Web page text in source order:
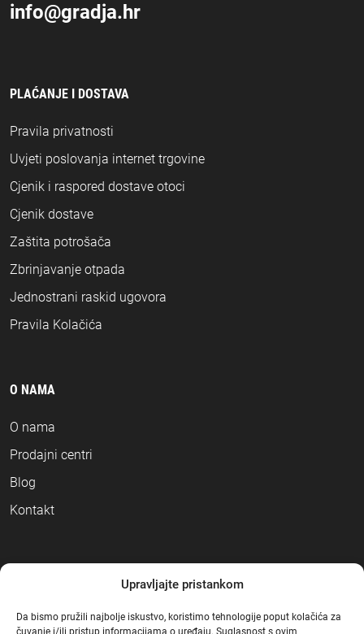
Upravljajte pristankom
Da bismo pružili najbolje iskustvo, koristimo tehnologije poput kolačića za
čuvanje i/ili pristup informacijama o uređaju. Suglasnost s ovim
info@gradja.hr
PLAĆANJE I DOSTAVA
Pravila privatnosti
Uvjeti poslovanja internet trgovine
Cjenik i raspored dostave otoci
Cjenik dostave
Zaštita potrošača
Zbrinjavanje otpada
Jednostrani raskid ugovora
Pravila Kolačića
O NAMA
O nama
Prodajni centri
Blog
Kontakt